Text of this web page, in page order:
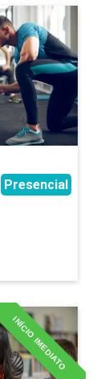
Presencial
Física
curso
INÍCIO IMEDIATO
em
e
Escolares